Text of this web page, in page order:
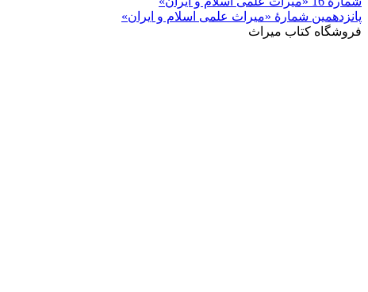
پانزدهمین شمارۀ «میراث علمی اسلام و ایران»
فروشگاه کتاب میراث